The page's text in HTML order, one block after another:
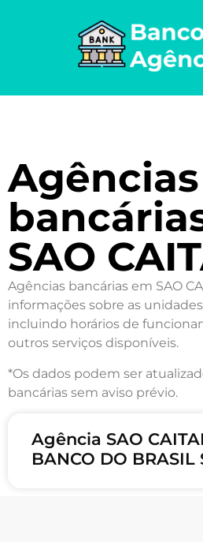
Agências
SAO
Agências bancárias em SAO
informações sobre as
incluindo horários de
outros serviços disponíveis.
*Os dados podem ser
bancárias sem aviso prévio.
Agência SAO
BANCO DO BRASIL